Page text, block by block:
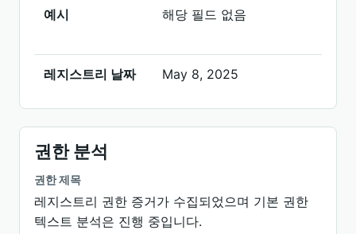
예시 해당 필드 없음
레지스트리 날짜 May 8, 2025
권한 분석
권한 제목
레지스트리 권한 증거가 수집되었으며 기본 권한
텍스트 분석은 진행 중입니다.